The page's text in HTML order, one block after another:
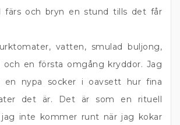
färs och bryn en stund tills det får
vatten, smulad buljong,
och en första omgång kryddor. Jag
en nypa socker i oavsett hur fina
det är. Det är som en rituell
jag inte kommer runt när jag kokar